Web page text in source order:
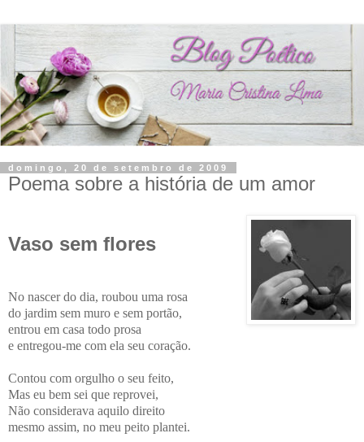
domingo, 20 de setembro de 2009
Poema sobre a história de um amor
Vaso sem flores
No nascer do dia, roubou uma rosa
do jardim sem muro e sem portão,
entrou em casa todo prosa
e entregou-me com ela seu coração.
Contou com orgulho o seu feito,
Mas eu bem sei que reprovei,
Não considerava aquilo direito
mesmo assim, no meu peito plantei.